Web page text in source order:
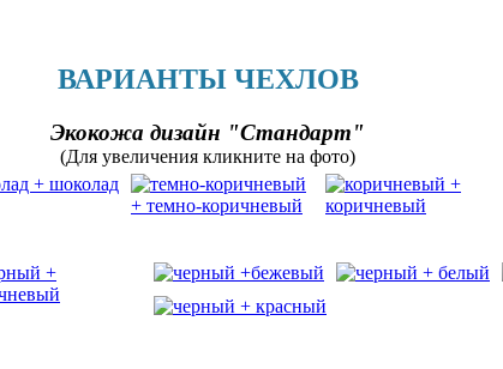
ВАРИАНТЫ ЧЕХЛОВ
Экокожа дизайн "Стандарт"
(Для увеличения кликните на фото)